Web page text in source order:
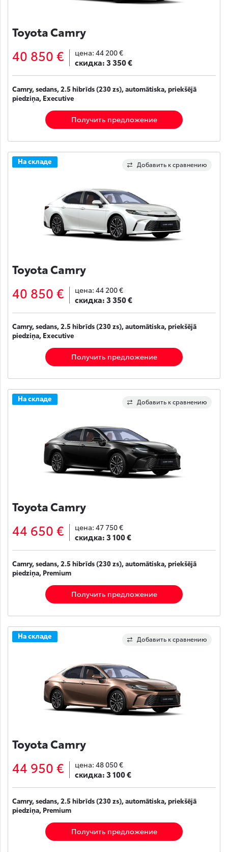
Toyota Camry
40 850 € цена: 44 200 €
скидка:3 350 €
Camry, sedans, 2.5 hibrīds (230 zs), automātiska, priekšējā
piedziņa, Executive
Получить предложение
Добавить к сравнению
На складе
Toyota Camry
40 850 € цена: 44 200 €
скидка:3 350 €
Camry, sedans, 2.5 hibrīds (230 zs), automātiska, priekšējā
piedziņa, Executive
Получить предложение
Добавить к сравнению
На складе
Toyota Camry
44 650 € цена: 47 750 €
скидка:3 100 €
Camry, sedans, 2.5 hibrīds (230 zs), automātiska, priekšējā
piedziņa, Premium
Получить предложение
Добавить к сравнению
На складе
Toyota Camry
44 950 € цена: 48 050 €
скидка:3 100 €
Camry, sedans, 2.5 hibrīds (230 zs), automātiska, priekšējā
piedziņa, Premium
Получить предложение